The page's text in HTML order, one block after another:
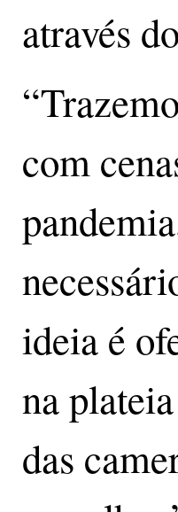
através
com
ideia é
na
das